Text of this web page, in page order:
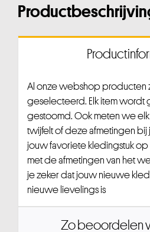
Al onze webshop producten
geselecteerd. Elk item wordt
gestoomd. Ook meten we elk
twijfelt of deze afmetingen bij
jouw favoriete kledingstuk
met de afmetingen van het
je zeker dat jouw nieuwe
nieuwe lievelings is
Zo beoordelen